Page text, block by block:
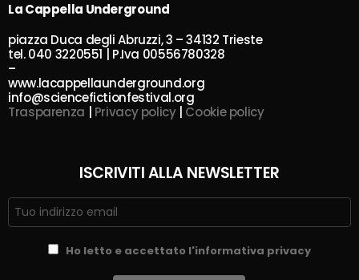
La Cappella Underground
piazza Duca degli Abruzzi, 3 – 34132 Trieste
tel. 040 3220551 | P.Iva 00556780328
–
www.lacappellaunderground.org
info@sciencefictionfestival.org
Trasparenza
Privacy policy| Cookie policy
ISCRIVITI ALLA NEWSLETTER
Ho letto e accettato l'informativa privacy